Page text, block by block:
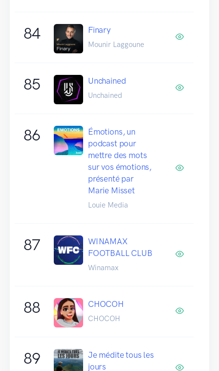
84 Finary
Mounir Laggoune
85 Unchained
Unchained
86
Émotions, un
podcast pour
mettre des mots
sur vos émotions,
présenté par
Marie Misset
Louie Media
87
WINAMAX
FOOTBALL CLUB
Winamax
88 CHOCOH
CHOCOH
89
Je médite tous les
jours